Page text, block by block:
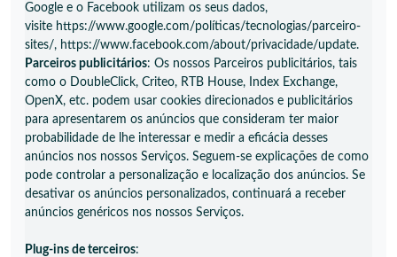
Google e o Facebook utilizam os seus dados,
visite https://www.google.com/políticas/tecnologias/parceiro-
sites/, https://www.facebook.com/about/privacidade/update.
Parceiros publicitários: Os nossos Parceiros publicitários, tais
como o DoubleClick, Criteo, RTB House, Index Exchange,
OpenX, etc. podem usar cookies direcionados e publicitários
para apresentarem os anúncios que consideram ter maior
probabilidade de lhe interessar e medir a eficácia desses
anúncios nos nossos Serviços. Seguem-se explicações de como
pode controlar a personalização e localização dos anúncios. Se
desativar os anúncios personalizados, continuará a receber
anúncios genéricos nos nossos Serviços.
Plug-ins de terceiros: